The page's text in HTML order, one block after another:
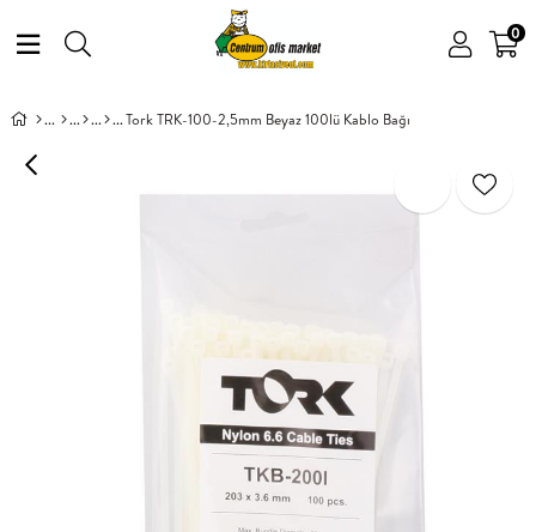
0
Tork TRK-100-2,5mm Beyaz 100lü Kablo Bağı